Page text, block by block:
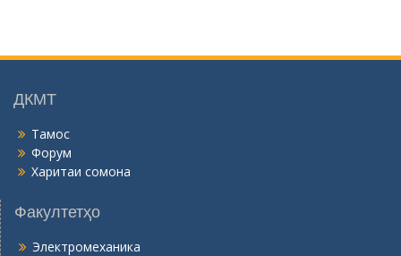
н
ДКМТ
Тамос
Форум
Харитаи сомона
Факултетҳо
Электромеханика